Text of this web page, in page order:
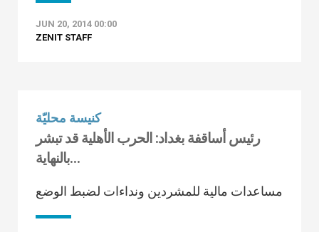
JUN 20, 2014 00:00
ZENIT STAFF
كنيسة محليّة
رئيس أساقفة بغداد: الحرب الأهلية قد تبشر
بالنهاية…
مساعدات مالية للمشردين ونداءات لضبط الوضع